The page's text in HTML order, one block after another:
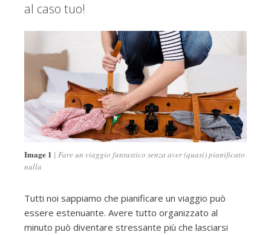
al caso tuo!
Image 1
Fare un viaggio fantastico senza aver (quasi) pianificato
nulla
Tutti noi sappiamo che pianificare un viaggio può
essere estenuante. Avere tutto organizzato al
minuto può diventare stressante più che lasciarsi